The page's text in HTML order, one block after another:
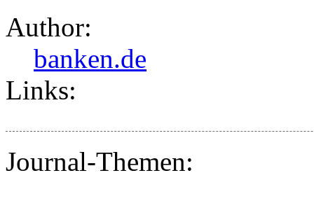
Author:
banken.de
Links:
Journal-Themen: